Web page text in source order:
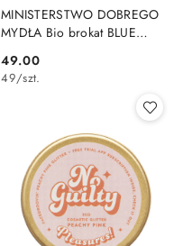
MINISTERSTWO DOBREGO
MYDŁA Bio brokat BLUE
Cena:
49.00
49/szt.